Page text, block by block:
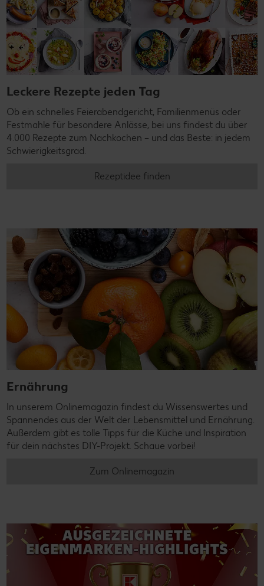
Leckere Rezepte jeden Tag
Ob ein schnelles Feierabendgericht, Familienmenüs oder
Festmahle für besondere Anlässe, bei uns findest du über
4.000 Rezepte zum Nachkochen – und das Beste: in jedem
Schwierigkeitsgrad.
Rezeptidee finden
Ernährung
In unserem Onlinemagazin findest du Wissenswertes und
Spannendes aus der Welt der Lebensmittel und Ernährung.
Außerdem gibt es tolle Tipps für die Küche und Inspiration
für dein nächstes DIY-Projekt. Schaue vorbei!
Zum Onlinemagazin